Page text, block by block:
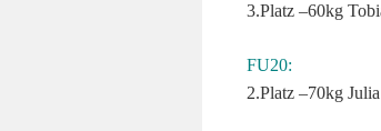
3.Platz –60kg
FU20:
2.Platz –70kg